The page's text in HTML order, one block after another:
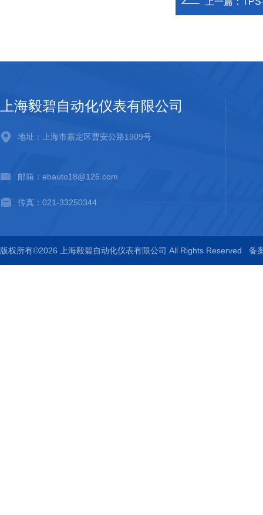
上海毅碧自动化仪表有限公司
地址：上海市嘉定区曹安公路1909号
邮箱：ebauto18@126.com
传真：021-33250344
版权所有©2026 上海毅碧自动化仪表有限公司 All Rights Reserved 备